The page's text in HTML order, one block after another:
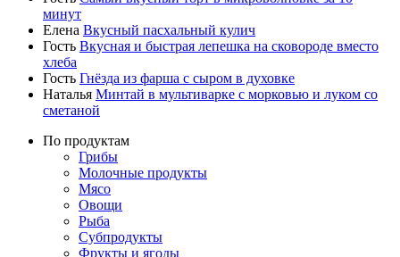
минут
Елена Вкусный пасхальный кулич
Гость Вкусная и быстрая лепешка на сковороде вместо
хлеба
Гость Гнёзда из фарша с сыром в духовке
Наталья Минтай в мультиварке с морковью и луком со
сметаной
По продуктам
Грибы
Молочные продукты
Мясо
Овощи
Рыба
Субпродукты
Фрукты и ягоды